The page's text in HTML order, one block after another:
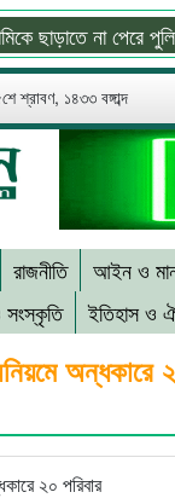
ছাড়াতে না পেরে
শ্রাবণ, ১৪৩৩ বঙ্গাব্দ
রাজনীতি আইন ও
সংস্কৃতি ইতিহাস ও
অন্ধকারে